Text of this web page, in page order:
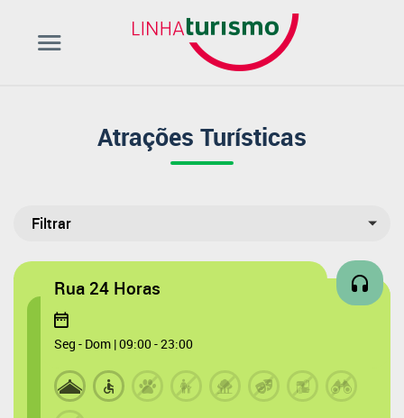
Atrações Turísticas
Rua 24 Horas
Seg - Dom | 09:00 - 23:00